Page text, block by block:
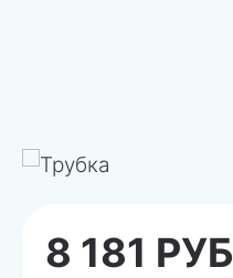
8 181 РУБ